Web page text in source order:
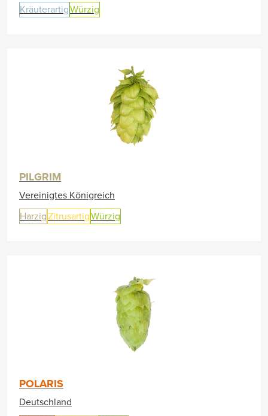
KräuterartigWürzig
PILGRIM
Vereinigtes Königreich
HarzigZitrusartigWürzig
POLARIS
Deutschland